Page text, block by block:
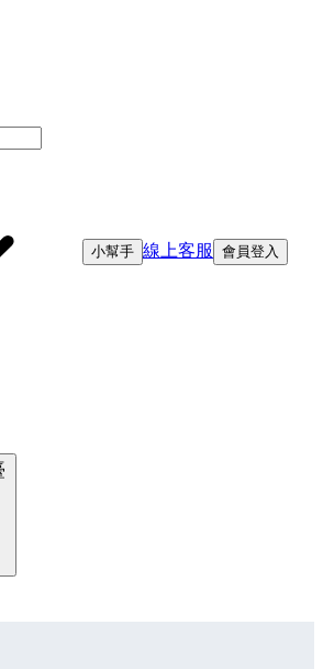
小幫手 線上客服 會員登入